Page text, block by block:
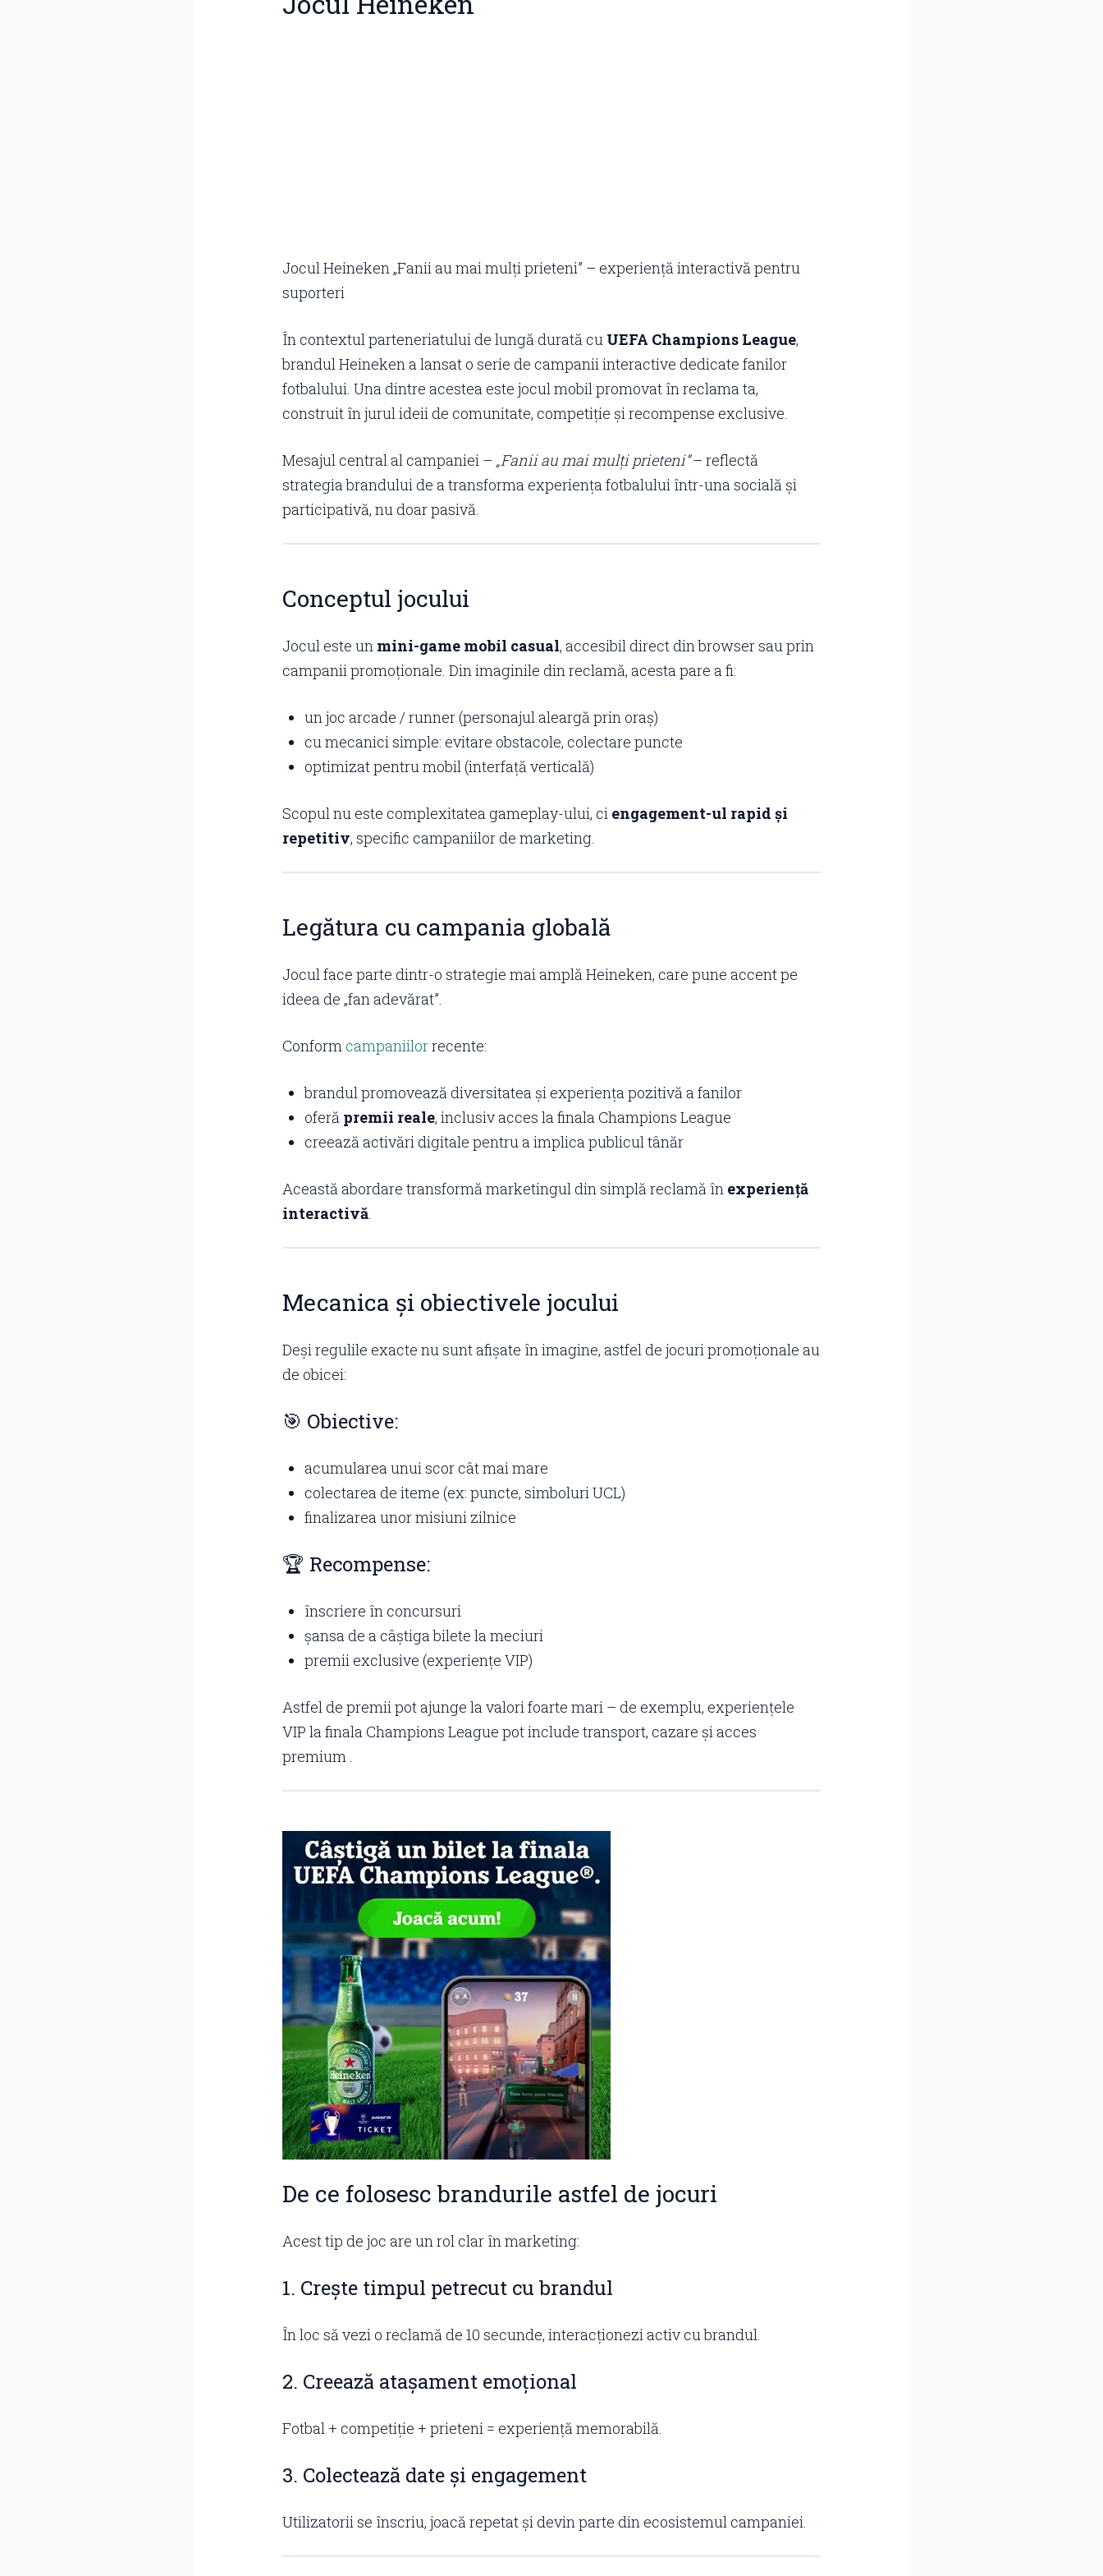
Jocul Heineken „Fanii au mai mulți prieteni” – experiență interactivă pentru
suporteri
În contextul parteneriatului de lungă durată cu UEFA Champions League,
brandul Heineken a lansat o serie de campanii interactive dedicate fanilor
fotbalului. Una dintre acestea este jocul mobil promovat în reclama ta,
construit în jurul ideii de comunitate, competiție și recompense exclusive.
Mesajul central al campaniei – „Fanii au mai mulți prieteni”– reflectă
strategia brandului de a transforma experiența fotbalului într-una socială și
participativă, nu doar pasivă.
Conceptul jocului
Jocul este un mini-game mobil casual, accesibil direct din browser sau prin
campanii promoționale. Din imaginile din reclamă, acesta pare a fi:
un joc arcade / runner (personajul aleargă prin oraș)
cu mecanici simple: evitare obstacole, colectare puncte
optimizat pentru mobil (interfață verticală)
Scopul nu este complexitatea gameplay-ului, ci engagement-ul rapid și
repetitiv, specific campaniilor de marketing.
Legătura cu campania globală
Jocul face parte dintr-o strategie mai amplă Heineken, care pune accent pe
ideea de „fan adevărat”.
Conform campaniilorrecente:
brandul promovează diversitatea și experiența pozitivă a fanilor
oferă premii reale, inclusiv acces la finala Champions League
creează activări digitale pentru a implica publicul tânăr
Această abordare transformă marketingul din simplă reclamă în experiență
interactivă.
Mecanica și obiectivele jocului
Deși regulile exacte nu sunt afișate în imagine, astfel de jocuri promoționale au
de obicei:
🎯 Obiective:
acumularea unui scor cât mai mare
colectarea de iteme (ex: puncte, simboluri UCL)
finalizarea unor misiuni zilnice
🏆 Recompense:
înscriere în concursuri
șansa de a câștiga bilete la meciuri
premii exclusive (experiențe VIP)
Astfel de premii pot ajunge la valori foarte mari – de exemplu, experiențele
VIP la finala Champions League pot include transport, cazare și acces
premium .
De ce folosesc brandurile astfel de jocuri
Acest tip de joc are un rol clar în marketing:
1. Crește timpul petrecut cu brandul
În loc să vezi o reclamă de 10 secunde, interacționezi activ cu brandul.
2. Creează atașament emoțional
Fotbal + competiție + prieteni = experiență memorabilă.
3. Colectează date și engagement
Utilizatorii se înscriu, joacă repetat și devin parte din ecosistemul campaniei.